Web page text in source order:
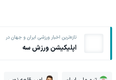
تازه‌ترین اخبار ورزشی ایران و جهان در
اپلیکیشن ورزش سه